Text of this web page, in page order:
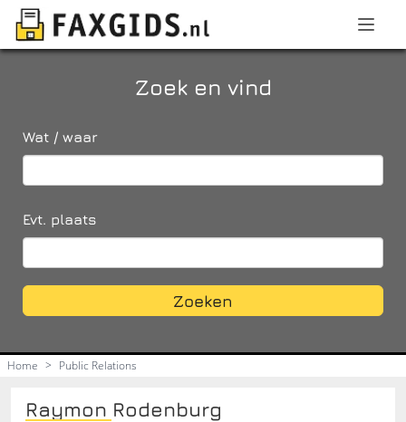
Zoek en vind
Wat / waar
Evt. plaats
Zoeken
Home > Public Relations
Raymon Rodenburg